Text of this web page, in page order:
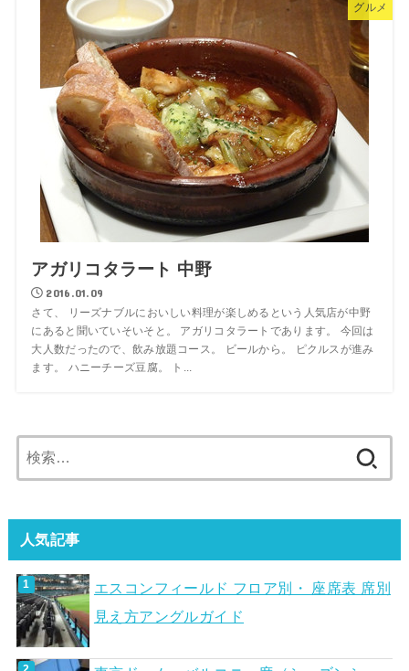
グルメ
アガリコタラート 中野
2016.01.09
さて、 リーズナブルにおいしい料理が楽しめるという人気店が中野
にあると聞いていそいそと。 アガリコタラートであります。 今回は
大人数だったので、飲み放題コース。 ビールから。 ピクルスが進み
ます。 ハニーチーズ豆腐。 ト...
索:
人気記事
エスコンフィールド フロア別・ 座席表 席別
見え方アングルガイド